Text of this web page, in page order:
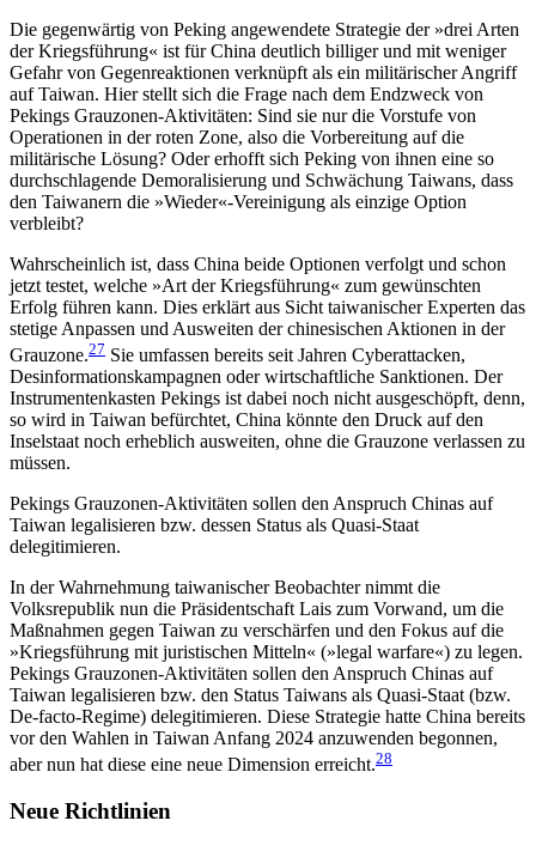
Die gegenwärtig von Peking angewendete Strategie der »drei Arten
der Kriegsführung« ist für China deutlich billiger und mit weniger
Gefahr von Gegen­reaktionen verknüpft als ein militärischer Angriff
auf Taiwan. Hier stellt sich die Frage nach dem Endzweck von
Pekings Grauzonen-Aktivitäten: Sind sie nur die Vorstufe von
Operationen in der roten Zone, also die Vorbereitung auf die
militärische Lösung? Oder er­hofft sich Peking von ihnen eine so
durchschlagende Demoralisierung und Schwächung Taiwans, dass
den Taiwanern die »Wieder«-Vereinigung als einzige Option
verbleibt?
Wahrscheinlich ist, dass China beide Optionen verfolgt und schon
jetzt testet, welche »Art der Kriegs­führung« zum gewünschten
Erfolg führen kann. Dies erklärt aus Sicht taiwanischer Experten das
stetige Anpassen und Ausweiten der chinesischen Aktionen in der
Grauzone.27 Sie umfassen bereits seit Jahren Cyberattacken,
Desinformationskampagnen oder wirtschaftliche Sanktionen. Der
Instrumentenkasten Pekings ist dabei noch nicht ausgeschöpft, denn,
so wird in Taiwan befürchtet, China könnte den Druck auf den
Inselstaat noch erheblich ausweiten, ohne die Grauzone verlassen zu
müssen.
Pekings Grauzonen-Aktivitäten sollen den Anspruch Chinas auf
Taiwan legalisieren bzw. dessen Status als Quasi-Staat
delegitimieren.
In der Wahrnehmung taiwanischer Beobachter nimmt die
Volksrepublik nun die Präsidentschaft Lais zum Vorwand, um die
Maßnahmen gegen Taiwan zu verschärfen und den Fokus auf die
»Kriegsführung mit juristischen Mitteln« (»legal warfare«) zu legen.
Pekings Grauzonen-Aktivitäten sollen den Anspruch Chinas auf
Taiwan legalisieren bzw. den Status Tai­wans als Quasi-Staat (bzw.
De-facto-Regime) delegitimieren. Diese Strategie hatte China bereits
vor den Wahlen in Taiwan Anfang 2024 anzuwenden be­gonnen,
aber nun hat diese eine neue Dimension erreicht.28
Neue Richtlinien